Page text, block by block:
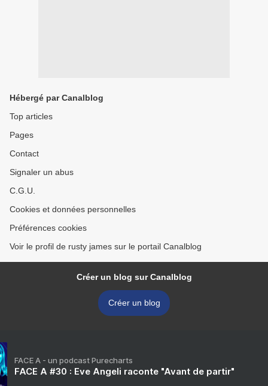
Hébergé par Canalblog
Top articles
Pages
Contact
Signaler un abus
C.G.U.
Cookies et données personnelles
Préférences cookies
Voir le profil de rusty james sur le portail Canalblog
Créer un blog sur Canalblog
Créer un blog
FACE A - un podcast Purecharts
FACE A #30 : Eve Angeli raconte "Avant de partir"